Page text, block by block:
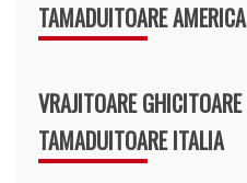
TAMADUITOARE AMERICA
VRAJITOARE
TAMADUITOARE ITALIA